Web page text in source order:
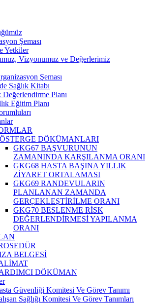
Şeması
Yetkiler
Vizyonumuz ve Değerlerimiz
Şeması
Sağlık Kitabı
Değerlendirme Planı
Eğitim Planı
DÖKÜMANLARI
GKG67 BAŞVURUNUN
ZAMANINDA KARŞILANMA ORANI
GKG68 HASTA BAŞINA YILLIK
ZİYARET ORTALAMASI
GKG69 RANDEVULARIN
PLANLANAN ZAMANDA
GERÇEKLEŞTİRİLME ORANI
GKG70 BESLENME RİSK
DEĞERLENDİRMESİ YAPILANMA
ORANI
BELGESİ
DÖKÜMAN
Güvenliği Komitesi Ve Görev Tanımı
Sağlığı Komitesi Ve Görev Tanımları